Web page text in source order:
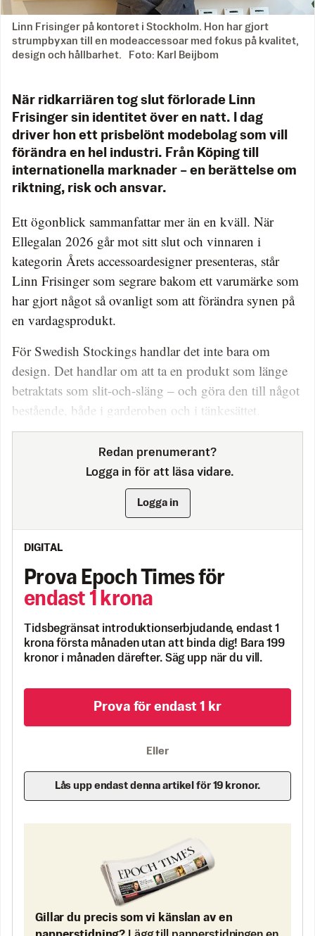
Linn Frisinger på kontoret i Stockholm. Hon har gjort
strumpbyxan till en modeaccessoar med fokus på kvalitet,
design och hållbarhet. Foto: Karl Beijbom
När ridkarriären tog slut förlorade Linn
Frisinger sin identitet över en natt. I dag
driver hon ett prisbelönt modebolag som vill
förändra en hel industri. Från Köping till
internationella marknader – en berättelse om
riktning, risk och ansvar.
Ett ögonblick sammanfattar mer än en kväll. När
Ellegalan 2026 går mot sitt slut och vinnaren i
kategorin Årets accessoardesigner presenteras, står
Linn Frisinger som segrare bakom ett varumärke som
har gjort något så ovanligt som att förändra synen på
en vardagsprodukt.
För Swedish Stockings handlar det inte bara om
design. Det handlar om att ta en produkt som länge
betraktats som slit-och-släng – och göra den till något
bestående, både i garderoben och i tänkesättet.
Redan prenumerant?
Logga in för att läsa vidare.
Logga in
DIGITAL
Prova Epoch Times för
endast 1 krona
Tidsbegränsat introduktionserbjudande, endast 1
krona första månaden utan att binda dig! Bara 199
kronor i månaden därefter. Säg upp när du vill.
Prova för endast 1 kr
Eller
Lås upp endast denna artikel för 19 kronor.
Gillar du precis som vi känslan av en